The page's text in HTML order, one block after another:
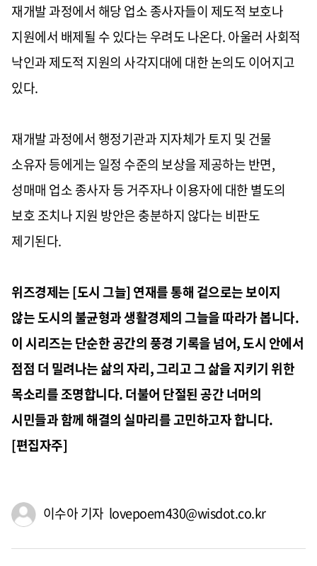
재개발 과정에서 해당 업소 종사자들이 제도적 보호나
지원에서 배제될 수 있다는 우려도 나온다. 아울러 사회적
낙인과 제도적 지원의 사각지대에 대한 논의도 이어지고
있다.
재개발 과정에서 행정기관과 지자체가 토지 및 건물
소유자 등에게는 일정 수준의 보상을 제공하는 반면,
성매매 업소 종사자 등 거주자나 이용자에 대한 별도의
보호 조치나 지원 방안은 충분하지 않다는 비판도
제기된다.
위즈경제는 [도시 그늘] 연재를 통해 겉으로는 보이지
않는 도시의 불균형과 생활경제의 그늘을 따라가 봅니다.
이 시리즈는 단순한 공간의 풍경 기록을 넘어, 도시 안에서
점점 더 밀려나는 삶의 자리, 그리고 그 삶을 지키기 위한
목소리를 조명합니다. 더불어 단절된 공간 너머의
시민들과 함께 해결의 실마리를 고민하고자 합니다.
[편집자주]
이수아 기자 lovepoem430@wisdot.co.kr